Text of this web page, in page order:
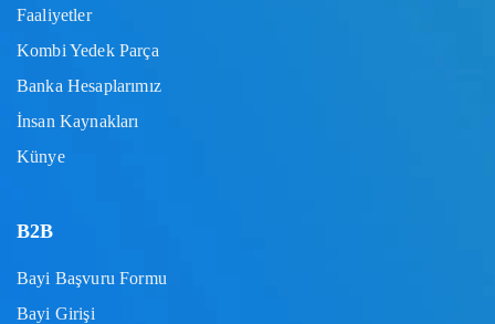
Faaliyetler
Kombi Yedek Parça
Banka Hesaplarımız
İnsan Kaynakları
Künye
B2B
Bayi Başvuru Formu
Bayi Girişi